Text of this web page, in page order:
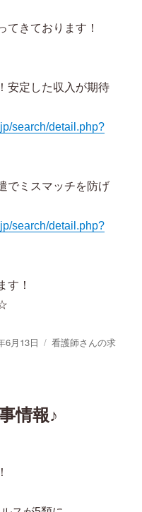
てきております！
安定した収入が期待
search/detail.php?
でミスマッチを防げ
search/detail.php?
す！
6月13日
カ
看護師さんの求
情報♪